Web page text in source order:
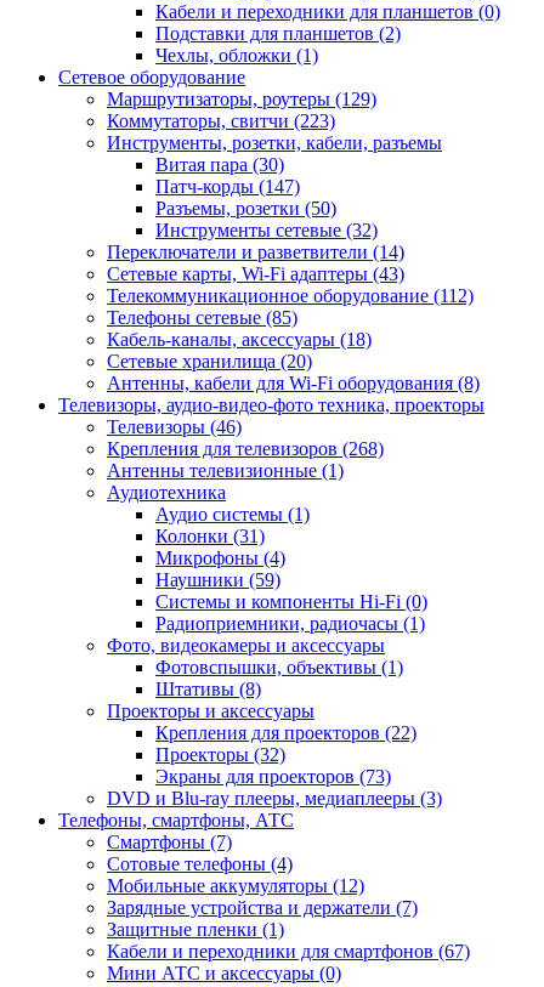
Кабели и переходники для планшетов (0)
Подставки для планшетов (2)
Чехлы, обложки (1)
Сетевое оборудование
Маршрутизаторы, роутеры (129)
Коммутаторы, свитчи (223)
Инструменты, розетки, кабели, разъемы
Витая пара (30)
Патч-корды (147)
Разъемы, розетки (50)
Инструменты сетевые (32)
Переключатели и разветвители (14)
Сетевые карты, Wi-Fi адаптеры (43)
Телекоммуникационное оборудование (112)
Телефоны сетевые (85)
Кабель-каналы, аксессуары (18)
Сетевые хранилища (20)
Антенны, кабели для Wi-Fi оборудования (8)
Телевизоры, аудио-видео-фото техника, проекторы
Телевизоры (46)
Крепления для телевизоров (268)
Антенны телевизионные (1)
Аудиотехника
Аудио системы (1)
Колонки (31)
Микрофоны (4)
Наушники (59)
Системы и компоненты Hi-Fi (0)
Радиоприемники, радиочасы (1)
Фото, видеокамеры и аксессуары
Фотовспышки, объективы (1)
Штативы (8)
Проекторы и аксессуары
Крепления для проекторов (22)
Проекторы (32)
Экраны для проекторов (73)
DVD и Blu-ray плееры, медиаплееры (3)
Телефоны, смартфоны, АТС
Смартфоны (7)
Сотовые телефоны (4)
Мобильные аккумуляторы (12)
Зарядные устройства и держатели (7)
Защитные пленки (1)
Кабели и переходники для смартфонов (67)
Мини АТС и аксессуары (0)